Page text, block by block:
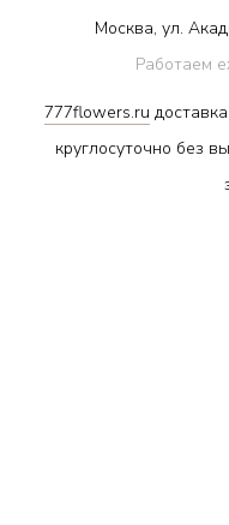
Москва, ул.
Работаем
777flowers.ru
круглосуточно без